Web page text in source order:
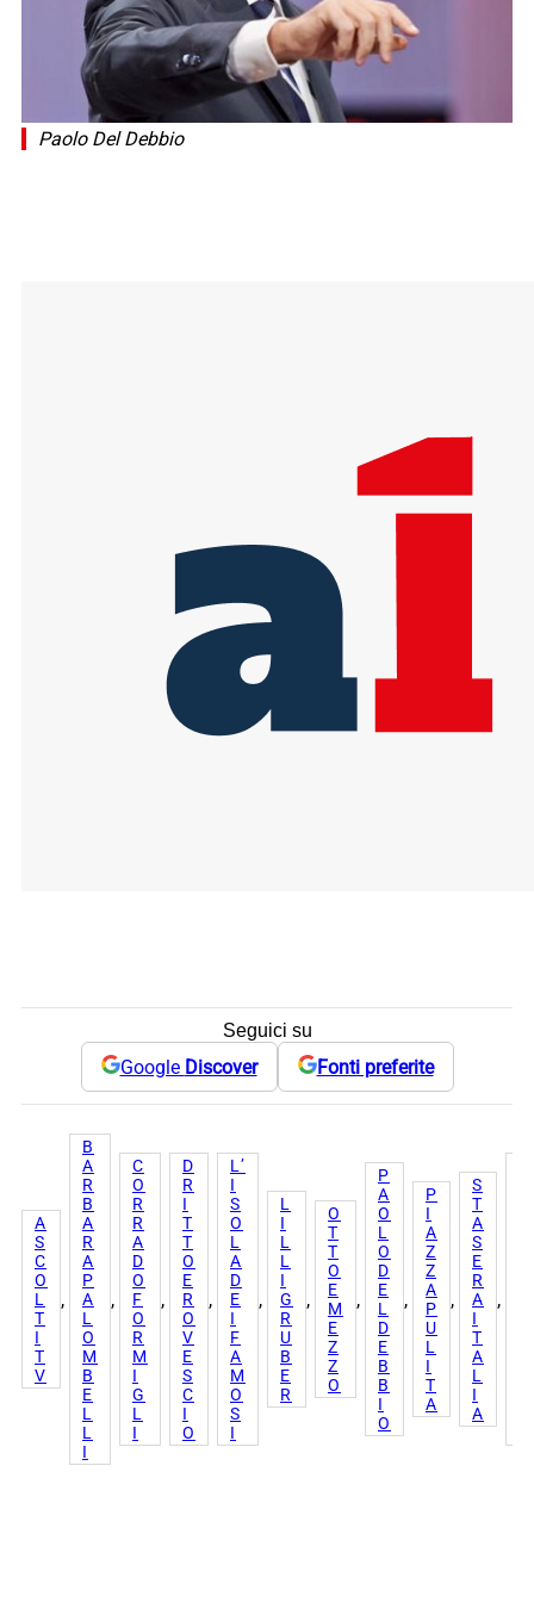
Paolo Del Debbio
Seguici su
Google Discover Fonti preferite
A
S
C
O
L
T
I
T
V
,
B
A
R
B
A
R
A
P
A
L
O
M
B
E
L
L
I
,
C
O
R
R
A
D
O
F
O
R
M
I
G
L
I
,
D
R
I
T
T
O
E
R
O
V
E
S
C
I
O
,
L’
I
S
O
L
A
D
E
I
F
A
M
O
S
I
,
L
I
L
L
I
G
R
U
B
E
R
,
O
T
T
O
E
M
E
Z
Z
O
,
P
A
O
L
O
D
E
L
D
E
B
B
I
O
,
P
I
A
Z
Z
A
P
U
L
I
T
A
,
S
T
A
S
E
R
A
I
T
A
L
I
A
,